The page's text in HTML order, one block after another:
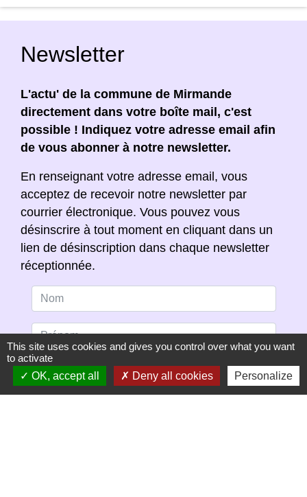
Newsletter
L'actu' de la commune de Mirmande
directement dans votre boîte mail, c'est
possible ! Indiquez votre adresse email afin
de vous abonner à notre newsletter.
En renseignant votre adresse email, vous
acceptez de recevoir notre newsletter par
courrier électronique. Vous pouvez vous
désinscrire à tout moment en cliquant dans un
lien de désinscription dans chaque newsletter
réceptionnée.
This site uses cookies and gives you control over what you want
to activate
OK, accept all
Deny all cookies Personalize